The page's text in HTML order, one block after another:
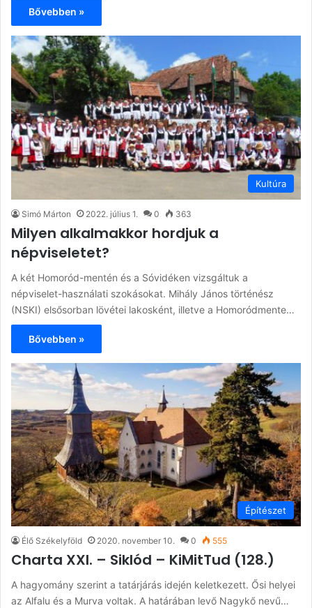
Bővebben »
Kultúra
Simó Márton 2022. július 1. 0 363
Milyen alkalmakkor hordjuk a
népviseletet?
A két Homoród-mentén és a Sóvidéken vizsgáltuk a
népviselet-használati szokásokat. Mihály János történész
(NSKI) elsősorban lövétei lakosként, illetve a Homoródmente…
Bővebben »
Építészet
Élő Székelyföld 2020. november 10. 0 555
Charta XXI. – Siklód – KiMitTud (128.)
A hagyomány szerint a tatárjárás idején keletkezett. Ősi helyei
az Alfalu és a Murva voltak. A határában levő Nagykő nevű…